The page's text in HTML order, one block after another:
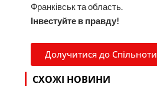
Франківськ та область.
Інвестуйте в правду!
Долучитися до Спільноти
СХОЖІ НОВИНИ